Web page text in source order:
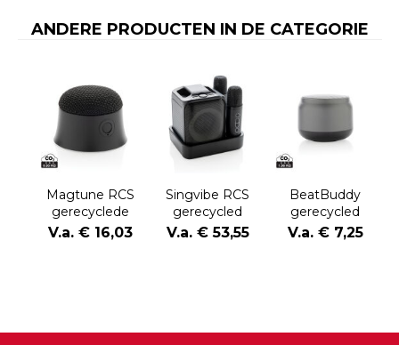
ANDERE PRODUCTEN IN DE CATEGORIE
Magtune RCS
gerecyclede
plastic
magnetische
V.a. € 16,03
Singvibe RCS
gerecycled
plastic
karaokeset met
V.a. € 53,55
BeatBuddy
gerecycled
plastic 3W-
luidspreker
V.a. € 7,25